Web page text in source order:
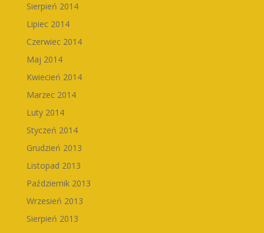
Sierpień 2014
Lipiec 2014
Czerwiec 2014
Maj 2014
Kwiecień 2014
Marzec 2014
Luty 2014
Styczeń 2014
Grudzień 2013
Listopad 2013
Październik 2013
Wrzesień 2013
Sierpień 2013